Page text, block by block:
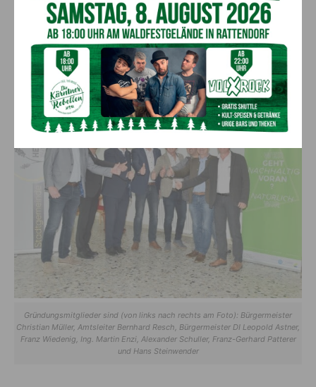
Region ist eine der wichtigsten Zukunftsfragen. Die enge
Zusammenarbeit mit der Gemeinde hat bereits Tradition und
daher war die gemeinsame Gründung der EEG Wulfenia ein
klarer Schritt in Richtung erneuerbare Versorgung von
Hermagor.“
Gründungsmitglieder sind (von links nach rechts am Foto): Bürgermeister
Christian Müller, Amtsleiter Bernhard Resch, Bürgermeister DI Leopold Astner,
Franz Wiedenig, Ing. Martin Enzi, Alexander Schuller, Franz-Gerhard Patterer
und Hans Steinwender